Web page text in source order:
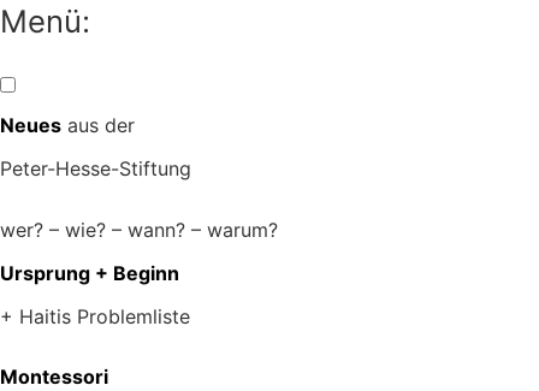
Zum
Menü:
Neues aus der
Peter-Hesse-Stiftung
wer? – wie? – wann? – warum?
Ursprung + Beginn
+ Haitis Problemliste
Montessori